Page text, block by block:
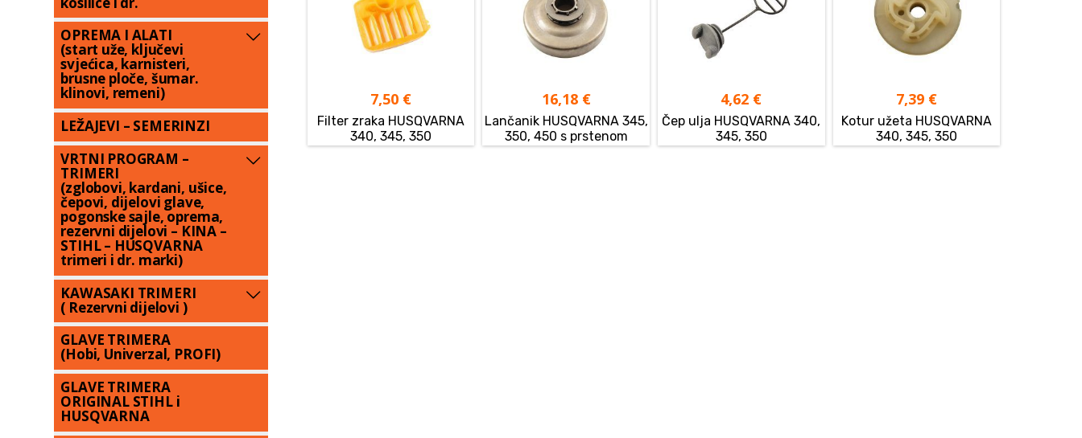
7,50 €
Filter zraka HUSQVARNA
340, 345, 350
16,18 €
Lančanik HUSQVARNA 345,
350, 450 s prstenom
4,62 €
Čep ulja HUSQVARNA 340,
345, 350
7,39 €
Kotur užeta HUSQVARNA
340, 345, 350
OPREMA I ALATI
(start uže, ključevi
svjećica, karnisteri,
brusne ploče, šumar.
klinovi, remeni)
LEŽAJEVI – SEMERINZI
VRTNI PROGRAM –
TRIMERI
(zglobovi, kardani, ušice,
čepovi, dijelovi glave,
pogonske sajle, oprema,
rezervni dijelovi – KINA –
STIHL – HUSQVARNA
trimeri i dr. marki)
KAWASAKI TRIMERI
( Rezervni dijelovi )
GLAVE TRIMERA
(Hobi, Univerzal, PROFI)
GLAVE TRIMERA
ORIGINAL STIHL i
HUSQVARNA